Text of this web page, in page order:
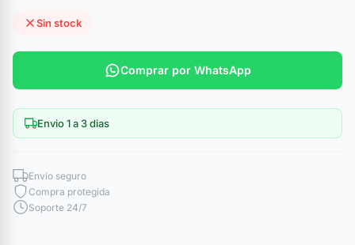
Sin stock
Comprar por WhatsApp
Envio 1 a 3 dias
Envío seguro
Compra protegida
Soporte 24/7